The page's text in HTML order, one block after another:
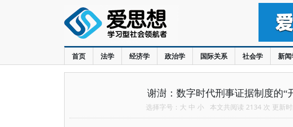
首页 法学 经济学 政治学 国际关系 社会学 新
谢澍：数字时代刑事证据制度的“
选择字号： 大 中 小 本文共阅读 2134 次 更新